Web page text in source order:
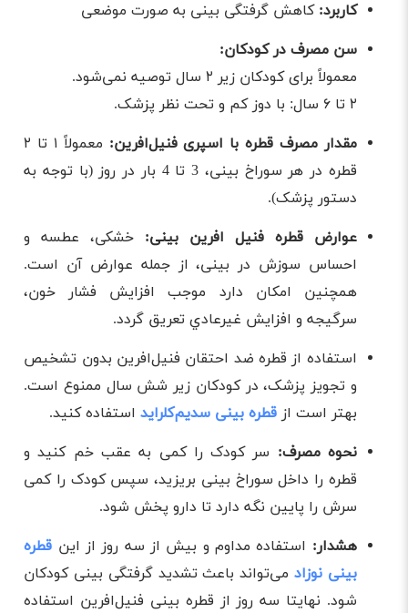
کاربرد: کاهش گرفتگی بینی به صورت موضعی
سن مصرف در کودکان:
معمولاً برای کودکان زیر ۲ سال توصیه نمی‌شود.
۲ تا ۶ سال: با دوز کم و تحت نظر پزشک.
مقدار مصرف قطره با اسپری فنیل‌افرین:
معمولاً ۱ تا ۲
قطره در هر سوراخ بینی، 3 تا 4 بار در روز (با توجه به
دستور پزشک).
عوارض قطره فنیل افرین بینی: خشکی، عطسه و
احساس سوزش در بینی، از جمله عوارض آن است.
همچنین امکان دارد موجب افزايش فشار خون،
سرگيجه و افزايش غير‌عادي تعريق گردد.
استفاده از قطره ضد احتقان فنیل‌افرین بدون تشخیص
و تجویز پزشک، در کودکان زیر شش سال ممنوع است.
بهتر است ازقطره بینی سدیم‌کلراید استفاده کنید.
نحوه مصرف: سر کودک را کمی به عقب خم کنید و
قطره را داخل سوراخ بینی بریزید، سپس کودک را کمی
سرش را پایین نگه دارد تا دارو پخش شود.
هشدار: استفاده مداوم و بیش ‌از سه روز از این قطره
بینی نوزاد می‌تواند باعث تشدید گرفتگی بینی کودکان
شود. نهایتا سه روز از قطره بینی فنیل‌افرین استفاده